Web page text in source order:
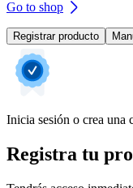
Go to shop
Registrar producto
Inicia sesión o crea una
Registra tu